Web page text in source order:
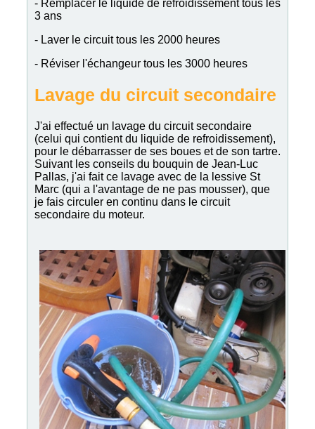
- Remplacer le liquide de refroidissement tous les
3 ans
- Laver le circuit tous les 2000 heures
- Réviser l'échangeur tous les 3000 heures
Lavage du circuit secondaire
J'ai effectué un lavage du circuit secondaire
(celui qui contient du liquide de refroidissement),
pour le débarrasser de ses boues et de son tartre.
Suivant les conseils du bouquin de Jean-Luc
Pallas, j'ai fait ce lavage avec de la lessive St
Marc (qui a l'avantage de ne pas mousser), que
je fais circuler en continu dans le circuit
secondaire du moteur.